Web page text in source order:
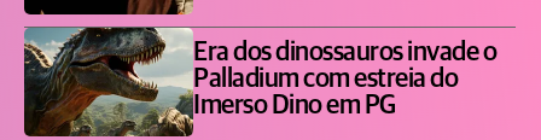
Era dos dinossauros invade o
Palladium com estreia do
Imerso Dino em PG